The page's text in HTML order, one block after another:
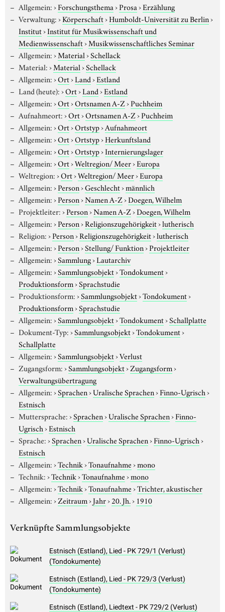
Allgemein:›Forschungsthema›Prosa›Erzählung
Verwaltung:›Körperschaft›Humboldt-Universität zu Berlin›
Institut›Institut für Musikwissenschaft und
Medienwissenschaft›Musikwissenschaftliches Seminar
Allgemein:›Material›Schellack
Material:›Material›Schellack
Allgemein:›Ort›Land›Estland
Land (heute):›Ort›Land›Estland
Allgemein:›Ort›Ortsnamen A-Z›Puchheim
Aufnahmeort:›Ort›Ortsnamen A-Z›Puchheim
Allgemein:›Ort›Ortstyp›Aufnahmeort
Allgemein:›Ort›Ortstyp›Herkunftsland
Allgemein:›Ort›Ortstyp›Internierungslager
Allgemein:›Ort›Weltregion/ Meer›Europa
Weltregion:›Ort›Weltregion/ Meer›Europa
Allgemein:›Person›Geschlecht›männlich
Allgemein:›Person›Namen A-Z›Doegen, Wilhelm
Projektleiter:›Person›Namen A-Z›Doegen, Wilhelm
Allgemein:›Person›Religionszugehörigkeit›lutherisch
Religion:›Person›Religionszugehörigkeit›lutherisch
Allgemein:›Person›Stellung/ Funktion›Projektleiter
Allgemein:›Sammlung›Lautarchiv
Allgemein:›Sammlungsobjekt›Tondokument›
Produktionsform›Sprachstudie
Produktionsform:›Sammlungsobjekt›Tondokument›
Produktionsform›Sprachstudie
Allgemein:›Sammlungsobjekt›Tondokument›Schallplatte
Dokument-Typ:›Sammlungsobjekt›Tondokument›
Schallplatte
Allgemein:›Sammlungsobjekt›Verlust
Zugangsform:›Sammlungsobjekt›Zugangsform›
Verwaltungsübertragung
Allgemein:›Sprachen›Uralische Sprachen›Finno-Ugrisch›
Estnisch
Muttersprache:›Sprachen›Uralische Sprachen›Finno-
Ugrisch›Estnisch
Sprache:›Sprachen›Uralische Sprachen›Finno-Ugrisch›
Estnisch
Allgemein:›Technik›Tonaufnahme›mono
Technik:›Technik›Tonaufnahme›mono
Allgemein:›Technik›Tonaufnahme›Trichter, akustischer
Allgemein:›Zeitraum›Jahr›20. Jh.› 1910
Verknüpfte Sammlungsobjekte
Estnisch (Estland), Lied - PK 729/1 (Verlust)
(Tondokumente)
Estnisch (Estland), Lied - PK 729/3 (Verlust)
(Tondokumente)
Estnisch (Estland), Liedtext - PK 729/2 (Verlust)